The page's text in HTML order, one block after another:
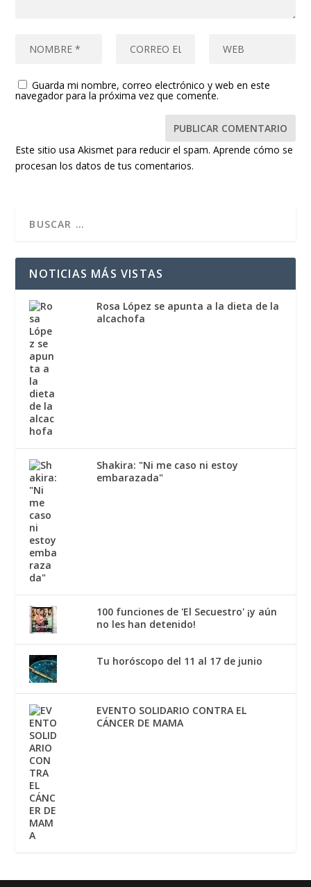
Guarda mi nombre, correo electrónico y web en este
navegador para la próxima vez que comente.
Este sitio usa Akismet para reducir el spam.Aprende cómo se
procesan los datos de tus comentarios.
NOTICIAS MÁS VISTAS
Rosa López se apunta a la dieta de la
alcachofa
Shakira: "Ni me caso ni estoy
embarazada"
100 funciones de 'El Secuestro' ¡y aún
no les han detenido!
Tu horóscopo del 11 al 17 de junio
EVENTO SOLIDARIO CONTRA EL
CÁNCER DE MAMA